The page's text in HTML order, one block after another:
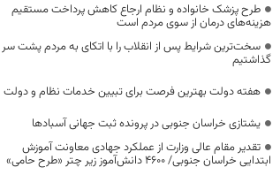
طرح پزشک خانواده و نظام ارجاع کاهش پرداخت مستقیم
هزینه‌های درمان از سوی مردم است
سخت‌ترین شرایط پس از انقلاب را با اتکای به مردم پشت سر
گذاشتیم
هفته دولت بهترین فرصت برای تبیین خدمات نظام و دولت
یشتازی خراسان جنوبی در پرونده ثبت جهانی آسبادها
تقدیر مقام عالی وزارت از عملکرد جهادی معاونت آموزش
ابتدایی خراسان جنوبی/ ۴۶۰۰ دانش‌آموز زیر چتر «طرح حامی»